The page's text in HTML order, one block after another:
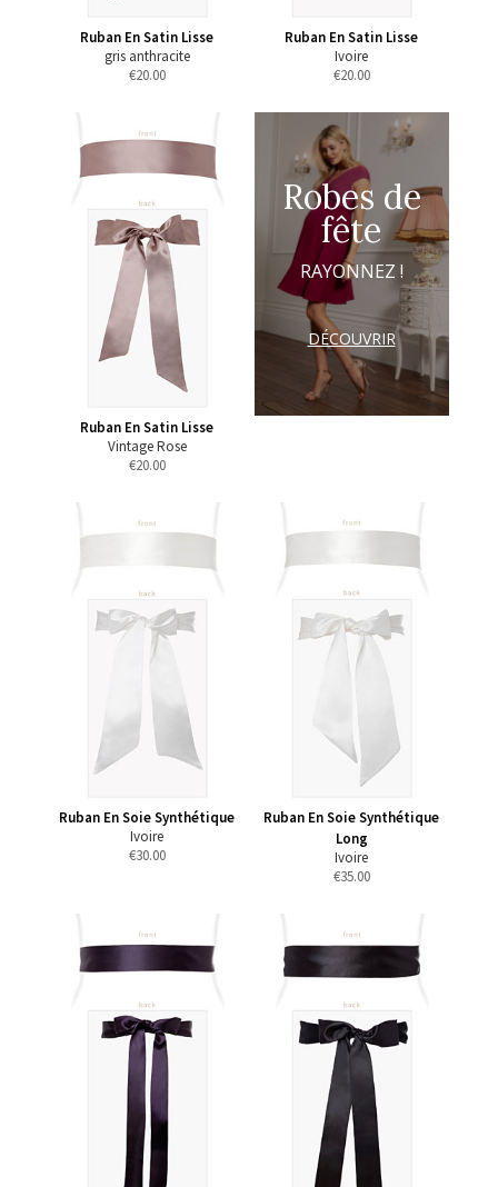
Ruban En Satin Lisse
gris anthracite
€20.00
Ruban En Satin Lisse
Ivoire
€20.00
Ruban En Satin Lisse
Vintage Rose
€20.00
Robes de
fête
RAYONNEZ !
DÉCOUVRIR
Ruban En Soie Synthétique
Ivoire
€30.00
Ruban En Soie Synthétique
Long
Ivoire
€35.00